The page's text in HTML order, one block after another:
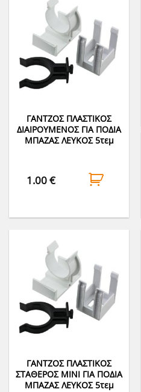
ΓΑΝΤΖΟΣ ΠΛΑΣΤΙΚΟΣ
ΔΙΑΙΡΟΥΜΕΝΟΣ ΓΙΑ ΠΟΔΙΑ
ΜΠΑΖΑΣ ΛΕΥΚΟΣ 5τεμ
1.00€
ΓΑΝΤΖΟΣ ΠΛΑΣΤΙΚΟΣ
ΣΤΑΘΕΡΟΣ ΜΙΝΙ ΓΙΑ ΠΟΔΙΑ
ΜΠΑΖΑΣ ΛΕΥΚΟΣ 5τεμ